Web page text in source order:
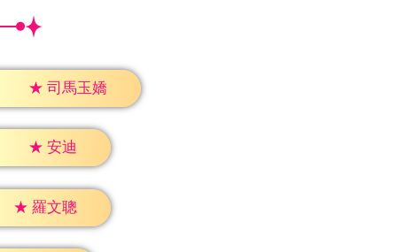
★ 司馬玉嬌
★ 安迪
★ 羅文聰